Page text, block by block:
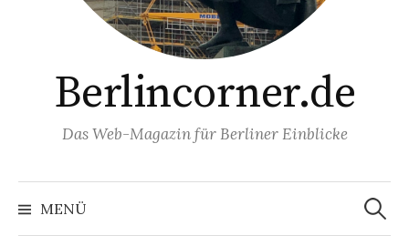
Berlincorner.de
Das Web-Magazin für Berliner Einblicke
MENÜ
Suchen
nach: